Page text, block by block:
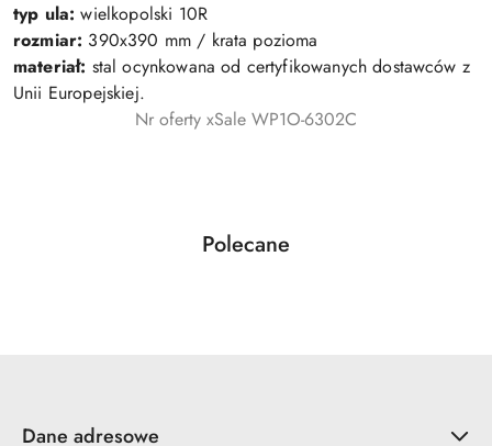
typ ula:wielkopolski 10R
rozmiar: 390x390 mm / krata pozioma
materiał: stal ocynkowana od certyfikowanych dostawców z
Unii Europejskiej.
Nr oferty xSale WP1O-6302C
Pomiń karuzelę produktów
Produkty
Polecane
Dane adresowe